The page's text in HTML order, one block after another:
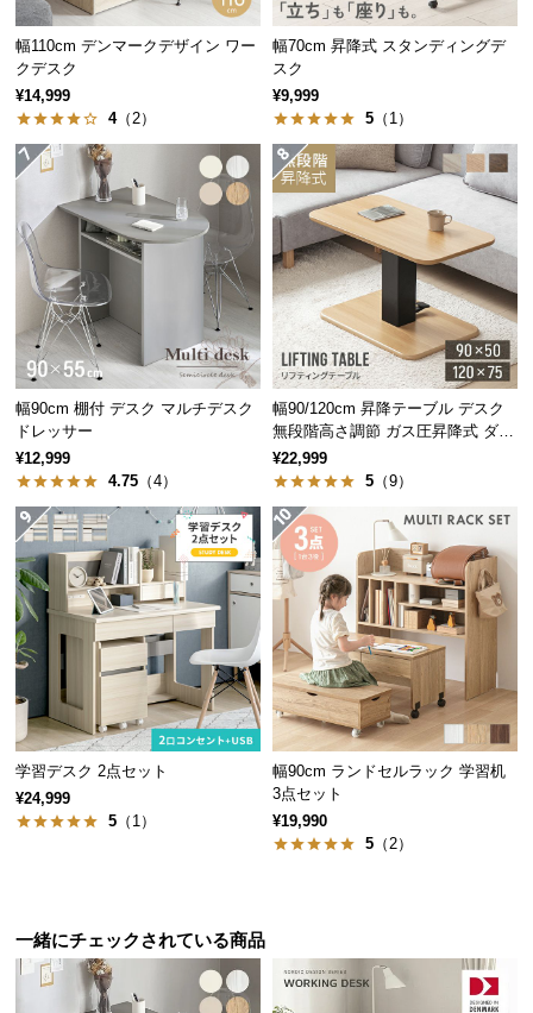
返
品・
キ
ャ
ン
セ
に
い
て
保
証
に
つ
い
て
会
員
規
て
お
シンプルなデザインに映える美しい木目調。木の風
合いが感じられる表情豊かな仕上がりです。
光を遮らないオープンタイプ
背面や側面に板の無いオープンタイプのデスク。光
や視線を遮ることがなく圧迫感がありません。
簡単にコードを通せる
幅110cm デンマークデザイン ワー
クデスク
¥14,999
4（2）
幅70cm 昇降式 スタンディングデ
スク
¥9,999
5 （1）
幅90cm 棚付 デスク マルチデスク
ドレッサー
¥12,999
4.75 （4）
幅90/120cm 昇降テーブル デスク
無段階高さ調節 ガス圧昇降式 ダイ
ニング 高さ55~70cm
¥22,999
5 （9）
学習デスク 2点セット
¥24,999
5 （1）
幅90cm ランドセルラック 学習机
3点セット
¥19,990
5 （2）
一緒にチェックされている商品